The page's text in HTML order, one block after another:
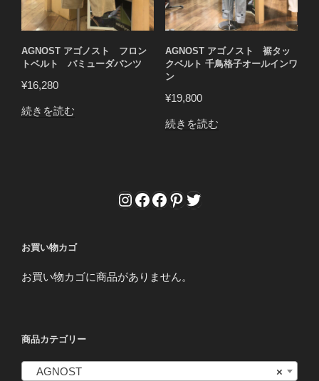
AGNOST アゴノスト フロン
トベルト バミューダパンツ
¥16,280
続きを読む
AGNOST アゴノスト 裾タッ
クベルト 千鳥格子オールインワ
ン
¥19,800
続きを読む
Instagram
Facebook
Facebook
Pinterest
Twitter
お買い物カゴ
お買い物カゴに商品がありません。
商品カテゴリー
×
AGNOST